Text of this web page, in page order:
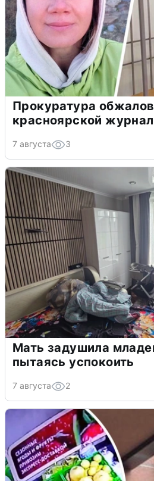
Прокуратура
красноярской
7 августа 3
Мать задушила
пытаясь успокоить
7 августа 2